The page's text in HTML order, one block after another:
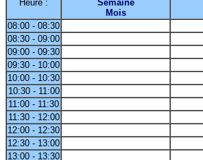
Heure :
Semaine
Mois
08:00 - 08:30
08:30 - 09:00
09:00 - 09:30
09:30 - 10:00
10:00 - 10:30
10:30 - 11:00
11:00 - 11:30
11:30 - 12:00
12:00 - 12:30
12:30 - 13:00
13:00 - 13:30